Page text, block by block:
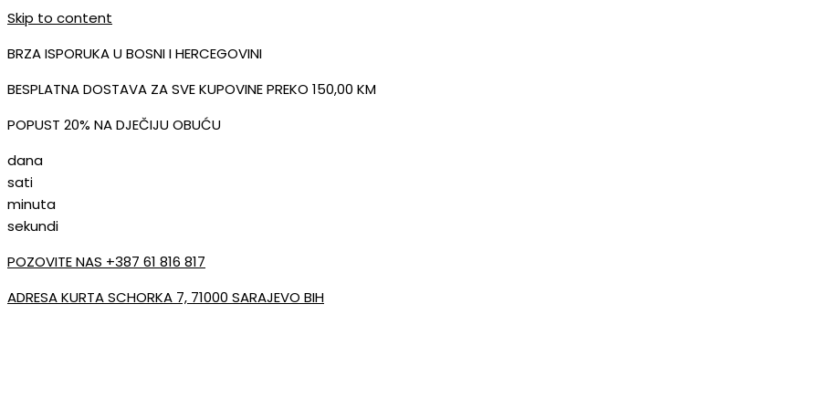
Skip to content
BRZA ISPORUKA U BOSNI I HERCEGOVINI
BESPLATNA DOSTAVA ZA SVE KUPOVINE PREKO 150,00 KM
POPUST 20% NA DJEČIJU OBUĆU
dana
sati
minuta
sekundi
POZOVITE NAS +387 61 816 817
ADRESA KURTA SCHORKA 7, 71000 SARAJEVO BIH